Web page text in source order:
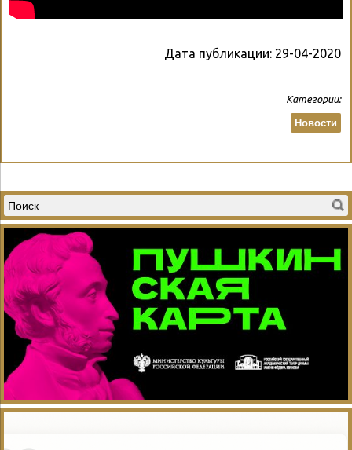
Дата публикации: 29-04-2020
Категории:
Новости